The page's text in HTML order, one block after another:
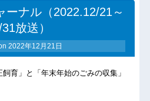
ーナル（2022.12/21～
放送）
2022年12月21日
育」と「年末年始のごみの収集」